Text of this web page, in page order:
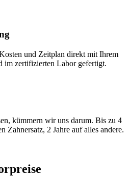
und Zeitplan direkt mit Ihrem
im zertifizierten Labor gefertigt.
kümmern wir uns darum. Bis zu 4
Zahnersatz, 2 Jahre auf alles andere.